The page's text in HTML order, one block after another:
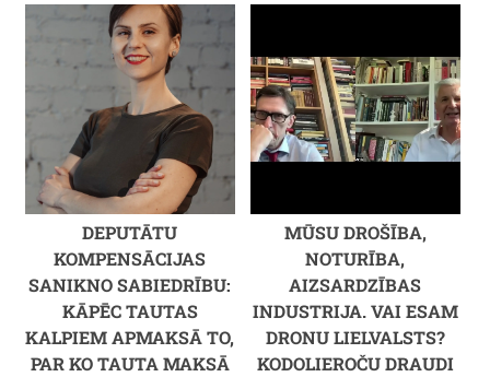
DEPUTĀTU
KOMPENSĀCIJAS
SANIKNO SABIEDRĪBU:
KĀPĒC TAUTAS
KALPIEM APMAKSĀ TO,
PAR KO TAUTA MAKSĀ
MŪSU DROŠĪBA,
NOTURĪBA,
AIZSARDZĪBAS
INDUSTRIJA. VAI ESAM
DRONU LIELVALSTS?
KODOLIEROČU DRAUDI